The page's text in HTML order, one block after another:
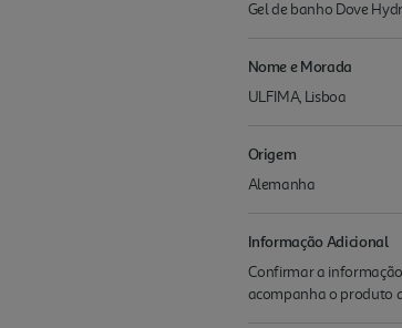
Gel de banho Dove
Nome e Morada
ULFIMA, Lisboa
Origem
Alemanha
Informação Adicional
Confirmar a
acompanha o produto